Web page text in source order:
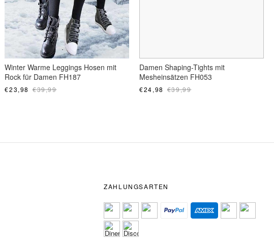
Winter Warme Leggings Hosen mit
Rock für Damen FH187
€23,98 €39,99
Damen Shaping-Tights mit
Mesheinsätzen FH053
€24,98 €39,99
ZAHLUNGSARTEN